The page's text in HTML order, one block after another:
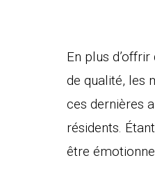
En plus
de qualité, les
ces dernières
résidents.
être